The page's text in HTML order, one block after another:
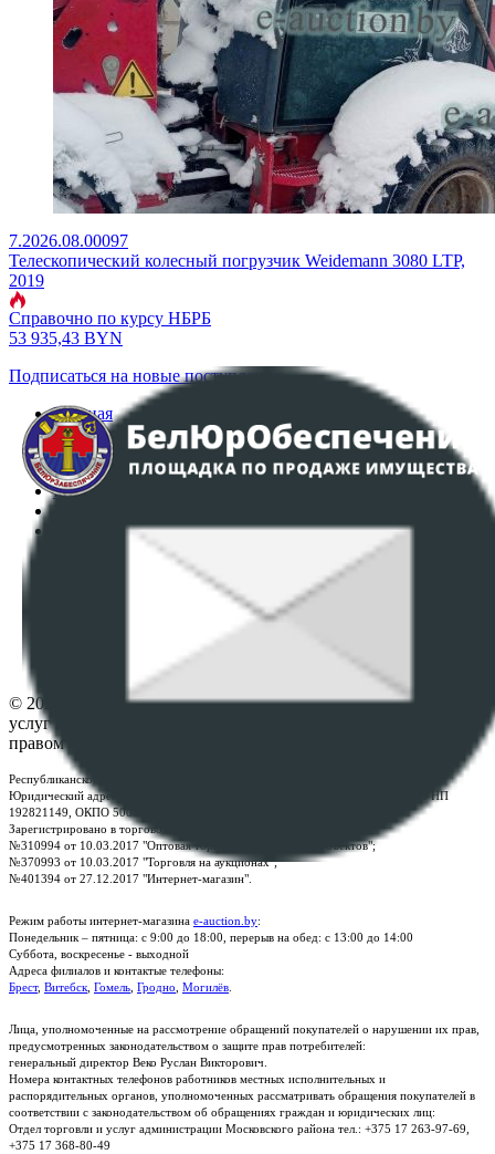
7.2026.08.00097
Телескопический колесный погрузчик Weidemann 3080 LTP,
2019
Справочно по курсу НБРБ
53 935,43 BYN
Подписаться на новые поступления
Главная
Аукционы
Интернет-магазин
Регламент организации и проведения торгов
Политика в отношении обработки персональных
ПОЛОЖЕНИЕ О ПОЛИТИКЕ ОБРАБОТКИ COOKIE-
Настройки cookie-файлов
© 2026 Республиканское унитарное предприятие по оказанию
услуг "БелЮрОбеспечение" - Все права защищены авторским
правом
Республиканское унитарное предприятие по оказанию услуг "БелЮрОбеспечение"
Юридический адрес: г. Минск, пр-т. Дзержинского, 1Б, e-mail:
, УНП
192821149, ОКПО 500111895000
Зарегистрировано в торговом реестре Республики Беларусь:
№310994 от 10.03.2017 "Оптовая торговля без торговых объектов";
№370993 от 10.03.2017 "Торговля на аукционах";
№401394 от 27.12.2017 "Интернет-магазин".
Режим работы интернет-магазина e-auction.by:
Понедельник – пятница: с 9:00 до 18:00, перерыв на обед: с 13:00 до 14:00
Суббота, воскресенье - выходной
Адреса филиалов и контактые телефоны:
Брест, Витебск Гомель Гродно Могилёв
Лица, уполномоченные на рассмотрение обращений покупателей о нарушении их прав,
предусмотренных законодательством о защите прав потребителей:
генеральный директор Веко Руслан Викторович.
Номера контактных телефонов работников местных исполнительных и
распорядительных органов, уполномоченных рассматривать обращения покупателей в
соответствии с законодательством об обращениях граждан и юридических лиц:
Отдел торговли и услуг администрации Московского района тел.: +375 17 263-97-69,
+375 17 368-80-49